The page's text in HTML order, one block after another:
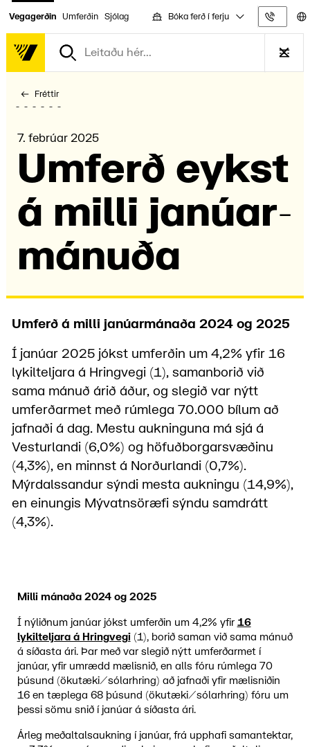
Vegagerðin Umferðin Sjólag Bóka ferð í ferju
Fréttir
7. febrúar 2025
Umferð eykst
á milli janúar­
mánuða
Umferð á milli janúarmánaða 2024 og 2025
Í janúar 2025 jókst umferðin um 4,2% yfir 16
lykilteljara á Hringvegi (1), samanborið við
sama mánuð árið áður, og slegið var nýtt
umferðarmet með rúmlega 70.000 bílum að
jafnaði á dag. Mestu aukninguna má sjá á
Vesturlandi (6,0%) og höfuðborgarsvæðinu
(4,3%), en minnst á Norðurlandi (0,7%).
Mýrdalssandur sýndi mesta aukningu (14,9%),
en einungis Mývatnsöræfi sýndu samdrátt
(4,3%).
Milli mánaða 2024 og 2025
Í nýliðnum janúar jókst umferðin um 4,2% yfir 16
lykilteljara á Hringvegi(1), borið saman við sama mánuð
á síðasta ári. Þar með var slegið nýtt umferðarmet í
janúar, yfir umrædd mælisnið, en alls fóru rúmlega 70
þúsund (ökutæki/sólarhring) að jafnaði yfir mælisniðin
16 en tæplega 68 þúsund (ökutæki/sólarhring) fóru um
þessi sömu snið í janúar á síðasta ári.
Árleg meðaltalsaukning í janúar, frá upphafi samantektar,